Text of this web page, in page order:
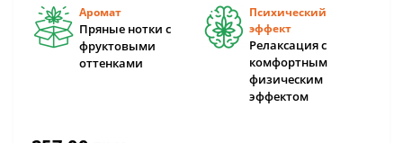
Аромат
Пряные нотки с
фруктовыми
оттенками
Психический
эффект
Релаксация с
комфортным
физическим
эффектом